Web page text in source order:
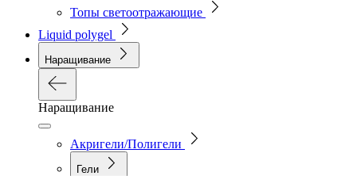
Топы светоотражающие
Liquid polygel
Наращивание
Наращивание
Акригели/Полигели
Гели